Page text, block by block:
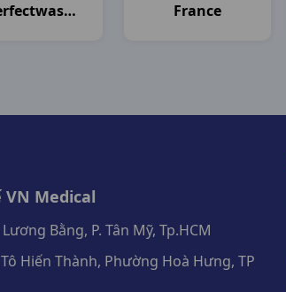
France
VN Medical
Bằng, P. Tân Mỹ, Tp.HCM
Hiến Thành, Phường Hoà Hưng, TP